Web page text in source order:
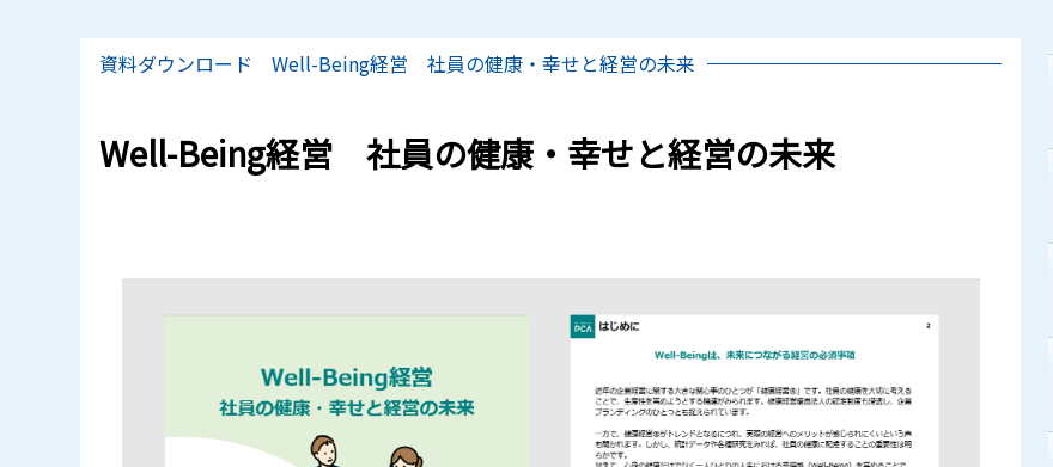
資料ダウンロード Well-Being経営 社員の健康・幸せと経営の未来
Well-Being経営 社員の健康・幸せと経営の未来